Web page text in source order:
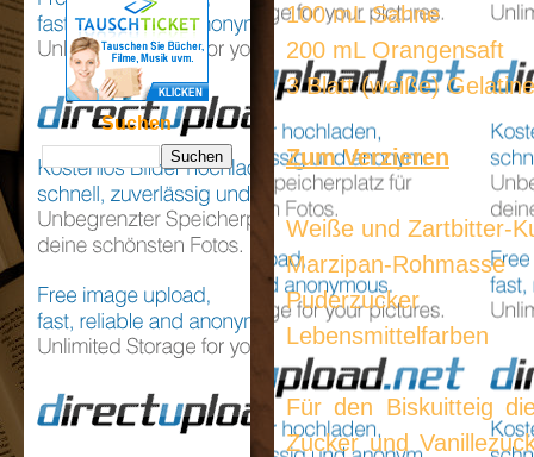
100 mL Sahne
200 mL Orangensaft
3 Blatt (weiße) Gelatine
Zum Verzieren
Weiße und Zartbitter-
Marzipan-Rohmasse
Puderzucker
Lebensmittelfarben
Für den Biskuitteig
Zucker und
Suchen